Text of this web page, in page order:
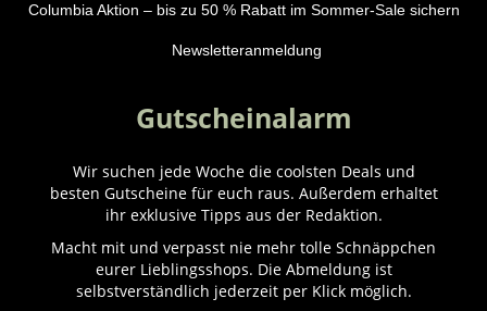
Columbia Aktion – bis zu 50 % Rabatt im Sommer-Sale sichern
Newsletteranmeldung
Gutscheinalarm
Wir suchen jede Woche die coolsten Deals und
besten Gutscheine für euch raus. Außerdem erhaltet
ihr exklusive Tipps aus der Redaktion.
Macht mit und verpasst nie mehr tolle Schnäppchen
eurer Lieblingsshops. Die Abmeldung ist
selbstverständlich jederzeit per Klick möglich.